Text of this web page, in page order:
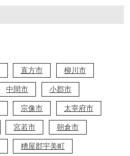
直方市 柳川市
中間市 小郡市
宗像市 太宰府市
宮若市 朝倉市
糟屋郡宇美町